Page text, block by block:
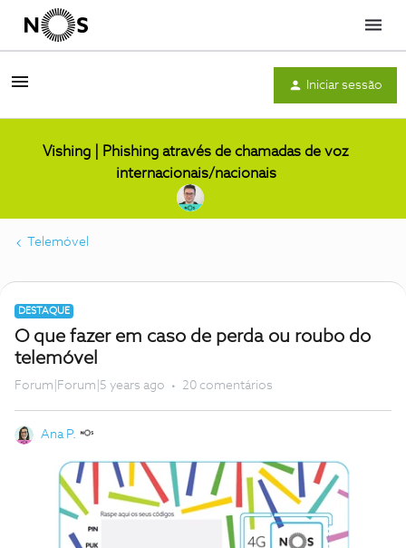
Menu
Iniciar sessão
Vishing | Phishing através de chamadas de voz
internacionais/nacionais
Telemóvel
DESTAQUE
O que fazer em caso de perda ou roubo do
telemóvel
Forum|Forum|5 years ago 20 comentários
Ana P.